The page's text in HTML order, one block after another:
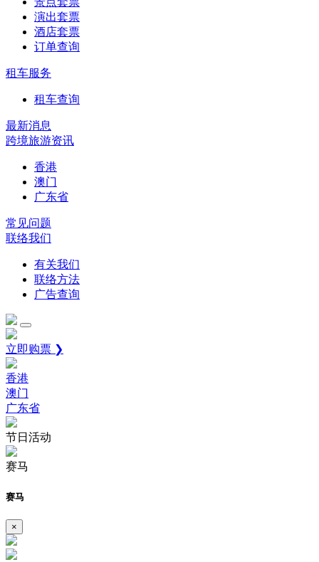
演出套票
酒店套票
订单查询
租车服务
租车查询
最新消息
跨境旅游资讯
香港
澳门
广东省
常见问题
联络我们
有关我们
联络方法
广告查询
立即购票 ❯
香港
澳门
广东省
节日活动
赛马
赛马
×